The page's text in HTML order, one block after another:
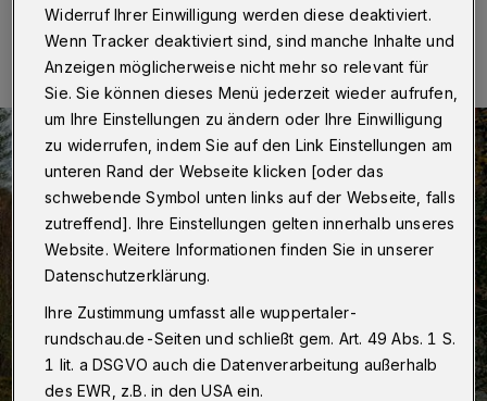
15.02.2025 , 14:00 Uhr Eine Minute Lesezeit
Widerruf Ihrer Einwilligung werden diese deaktiviert.
Wenn Tracker deaktiviert sind, sind manche Inhalte und
Anzeigen möglicherweise nicht mehr so relevant für
Sie. Sie können dieses Menü jederzeit wieder aufrufen,
um Ihre Einstellungen zu ändern oder Ihre Einwilligung
zu widerrufen, indem Sie auf den Link Einstellungen am
unteren Rand der Webseite klicken [oder das
schwebende Symbol unten links auf der Webseite, falls
zutreffend]. Ihre Einstellungen gelten innerhalb unseres
Website. Weitere Informationen finden Sie in unserer
Datenschutzerklärung.
Ihre Zustimmung umfasst alle wuppertaler-
rundschau.de-Seiten und schließt gem. Art. 49 Abs. 1 S.
1 lit. a DSGVO auch die Datenverarbeitung außerhalb
des EWR, z.B. in den USA ein.